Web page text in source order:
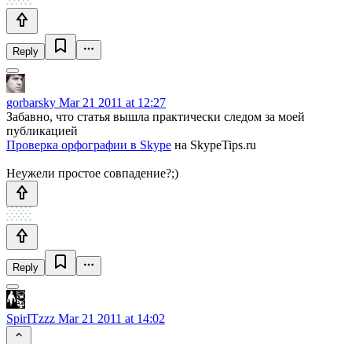
Reply
gorbarsky Mar 21 2011 at 12:27
Забавно, что статья вышла практически следом за моей
публикацией
Проверка орфографии в Skype на SkypeTips.ru
Неужели простое совпадение?;)
Reply
SpirITzzz Mar 21 2011 at 14:02